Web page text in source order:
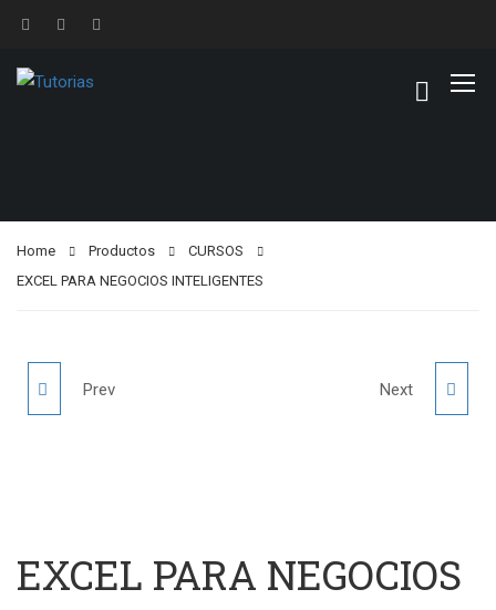
Home Productos
CURSOS
EXCEL PARA NEGOCIOS INTELIGENTES
Prev LEGISLACIÓNNext
EXCEL PARA NEGOCIOS